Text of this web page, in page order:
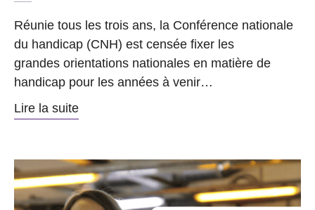
Réunie tous les trois ans, la Conférence nationale
du handicap (CNH) est censée fixer les
grandes orientations nationales en matière de
handicap pour les années à venir…
Lire la suite